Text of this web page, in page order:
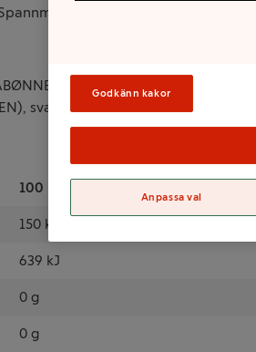
som innehåller gluten
SOYABØNNER 23 %, salt,
svampextrakt/soppekstrakt.
100 Milliliter
150 kcal
639 kJ
0 g
0 g
Godkänn kakor
Anpassa val